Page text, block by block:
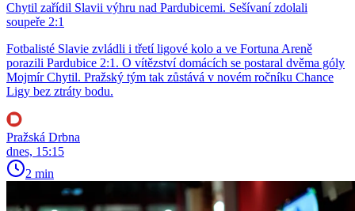
Chytil zařídil Slavii výhru nad Pardubicemi. Sešívaní zdolali
soupeře 2:1
Fotbalisté Slavie zvládli i třetí ligové kolo a ve Fortuna Areně
porazili Pardubice 2:1. O vítězství domácích se postaral dvěma góly
Mojmír Chytil. Pražský tým tak zůstává v novém ročníku Chance
Ligy bez ztráty bodu.
Pražská Drbna
dnes, 15:15
2 min